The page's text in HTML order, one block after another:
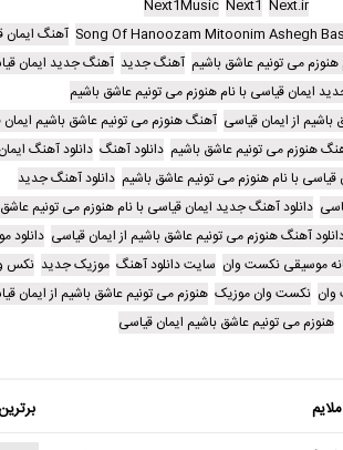
Next.ir
Next1
Next1Music
Song Of Hanoozam Mitoonim Ashegh آهنگ ایمان
می تونیم عاشق باشیم آهنگ جدید آهنگ جدید ایمان
ایمان قیاسی با نام هنوزم می تونیم عاشق باشیم
از ایمان قیاسی آهنگ هنوزم می تونیم عاشق باشیم
هنوزم می تونیم عاشق باشیم دانلود آهنگ دانلود آهنگ
قیاسی با نام هنوزم می تونیم عاشق باشیم دانلود آهنگ جدید
دانلود آهنگ جدید ایمان قیاسی با نام هنوزم می تونیم
آهنگ هنوزم می تونیم عاشق باشیم از ایمان قیاسی دانلود
موسیقی نکست وان سایت دانلود آهنگ موزیک جدید نکس
نکست وان موزیک هنوزم می تونیم عاشق باشیم از ایمان
هنوزم می تونیم عاشق باشیم ایمان قیاسی